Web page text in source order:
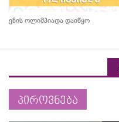
ენის ოლიმპიადა დაიწყო
პიროვნება